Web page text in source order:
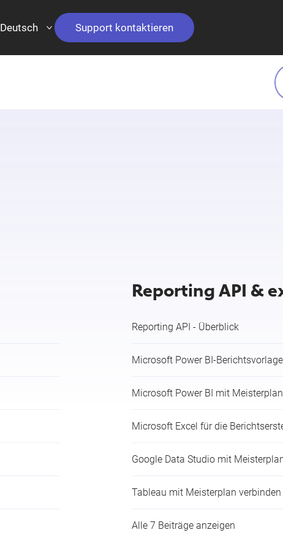
Deutsch Support kontaktieren
Reporting API &
Reporting API - Überblick
Microsoft Power BI-
Microsoft Power BI mit
Microsoft Excel für die
Google Data Studio mit
Tableau mit Meisterplan verbinden
Alle 7 Beiträge anzeigen